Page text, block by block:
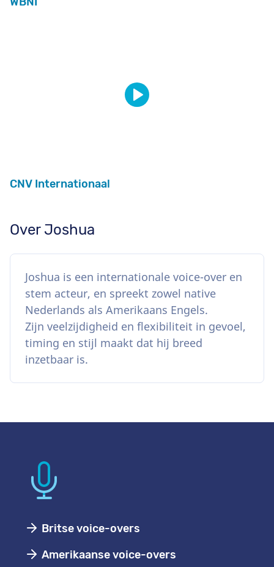
CNV Internationaal
Over Joshua
Joshua is een internationale voice-over en
stem acteur, en spreekt zowel native
Nederlands als Amerikaans Engels.
Zijn veelzijdigheid en flexibiliteit in gevoel,
timing en stijl maakt dat hij breed
inzetbaar is.
Britse voice-overs
Amerikaanse voice-overs